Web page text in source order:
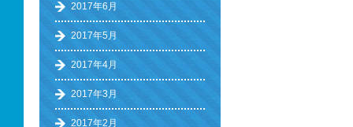
2017年6月
2017年5月
2017年4月
2017年3月
2017年2月